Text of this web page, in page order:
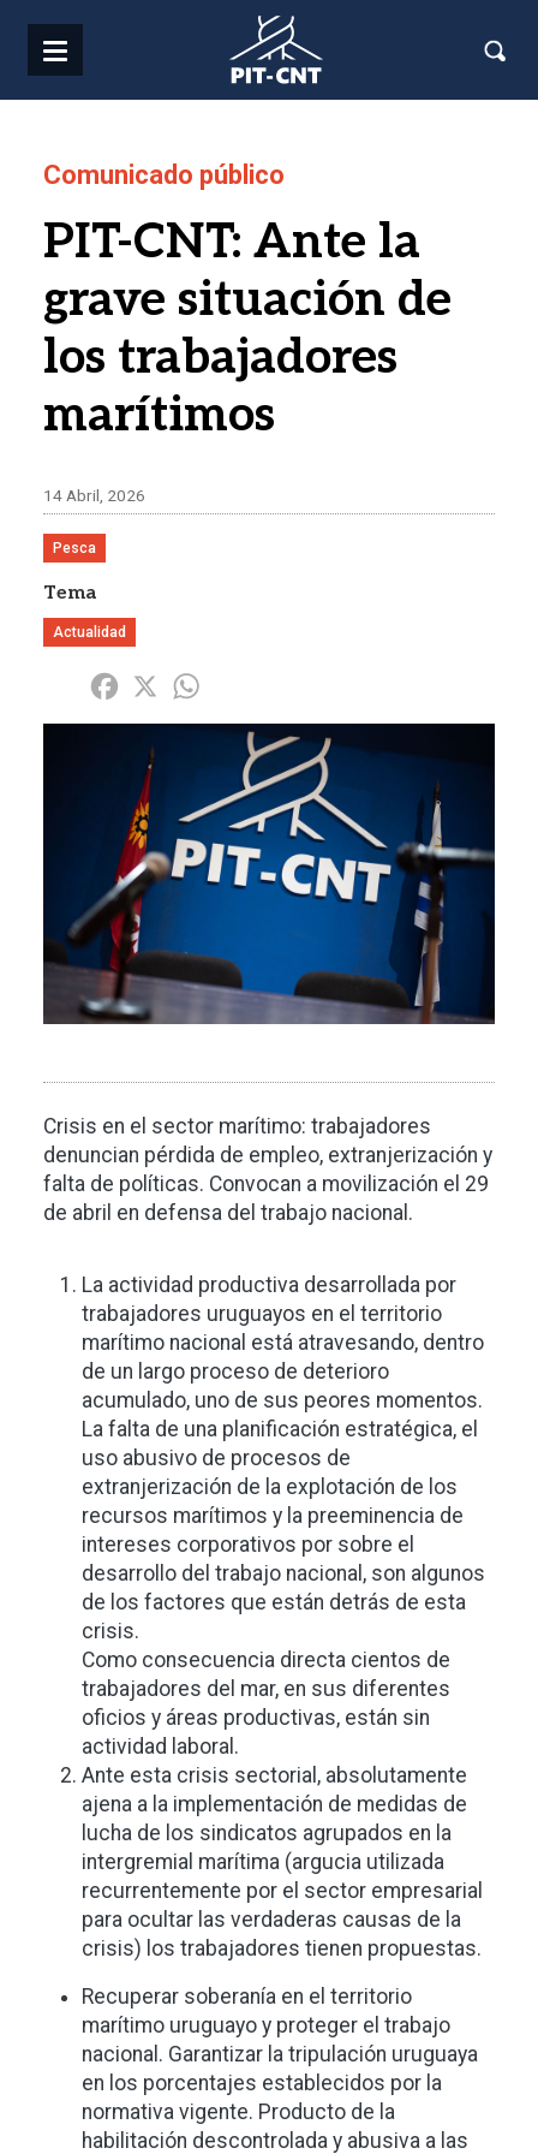
Comunicado público
PIT-CNT: Ante la
grave situación de
los trabajadores
marítimos
14 Abril, 2026
Pesca
Tema
Actualidad
Share Facebook
X
Crisis en el sector marítimo: trabajadores
denuncian pérdida de empleo, extranjerización y
falta de políticas. Convocan a movilización el 29
de abril en defensa del trabajo nacional.
La actividad productiva desarrollada por
trabajadores uruguayos en el territorio
marítimo nacional está atravesando, dentro
de un largo proceso de deterioro
acumulado, uno de sus peores momentos.
La falta de una planificación estratégica, el
uso abusivo de procesos de
extranjerización de la explotación de los
recursos marítimos y la preeminencia de
intereses corporativos por sobre el
desarrollo del trabajo nacional, son algunos
de los factores que están detrás de esta
crisis.
Como consecuencia directa cientos de
trabajadores del mar, en sus diferentes
oficios y áreas productivas, están sin
actividad laboral.
Ante esta crisis sectorial, absolutamente
ajena a la implementación de medidas de
lucha de los sindicatos agrupados en la
intergremial marítima (argucia utilizada
recurrentemente por el sector empresarial
para ocultar las verdaderas causas de la
crisis) los trabajadores tienen propuestas.
Recuperar soberanía en el territorio
marítimo uruguayo y proteger el trabajo
nacional. Garantizar la tripulación uruguaya
en los porcentajes establecidos por la
normativa vigente. Producto de la
habilitación descontrolada y abusiva a las